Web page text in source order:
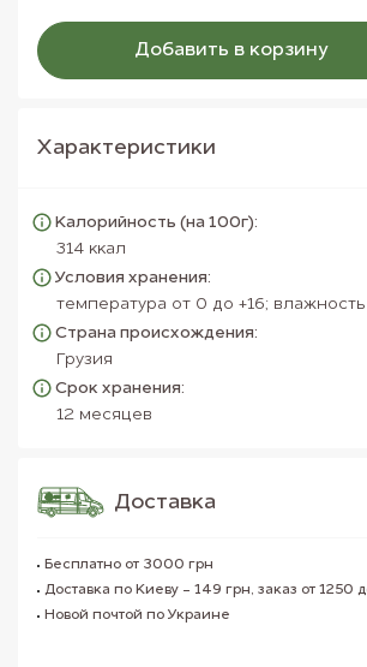
Добавить в корзину
Товар добавлен в корзину
Характеристики
Калорийность (на 100г):
314 ккал
Условия хранения:
температура от 0 до +16;
Страна происхождения:
Грузия
Срок хранения:
12 месяцев
Доставка
Бесплатно от 3000 грн
Доставка по Киеву - 149 грн, заказ от 1250
Новой почтой по Украине